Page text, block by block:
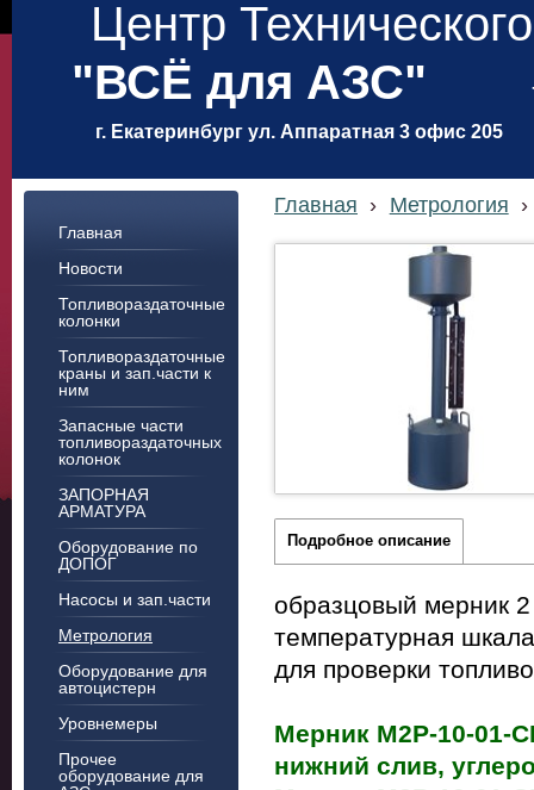
Центр
г. Екатеринбург ул. Аппаратная 3 офис 205
"ВСЁ для АЗС"
Главная
Новости
Топливораздаточные
колонки
Топливораздаточные
краны и зап.части к
ним
Запасные части
топливораздаточных
колонок
ЗАПОРНАЯ
АРМАТУРА
Оборудование по
ДОПОГ
Насосы и зап.части
Метрология
Оборудование для
автоцистерн
Уровнемеры
Прочее
оборудование для
Главная › Метрология ›
Подробное описание
образцовый мерник
температурная
для проверки
Мерник М2Р-10-01-
нижний слив,